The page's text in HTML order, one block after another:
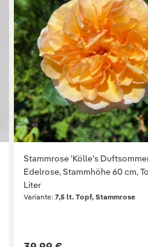
Stammrose 'Kölle's
Edelrose, Stammhöhe 60 cm,
Liter
Variante: 7,5 lt. Topf, Stammrose